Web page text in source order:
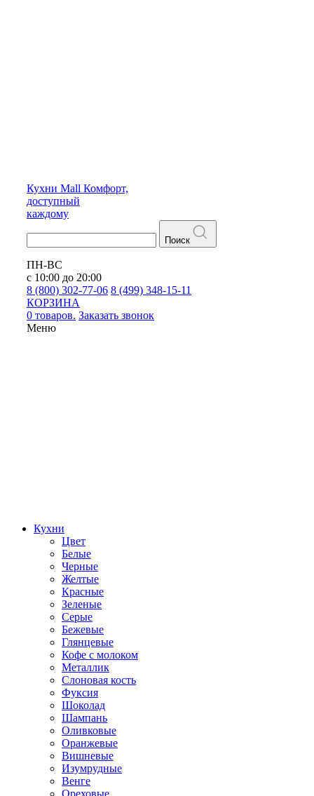
Кухни Mall Комфорт,
доступный
каждому
Поиск
ПН-ВС
с 10:00 до 20:00
8 (800) 302-77-06 8 (499) 348-15-11
КОРЗИНА
0 товаров. Заказать звонок
Меню
Кухни
Цвет
Белые
Черные
Желтые
Красные
Зеленые
Серые
Бежевые
Глянцевые
Кофе с молоком
Металлик
Слоновая кость
Фуксия
Шоколад
Шампань
Оливковые
Оранжевые
Вишневые
Изумрудные
Венге
Ореховые